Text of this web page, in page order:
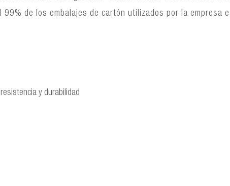
de los embalajes de cartón utilizados por la empresa
y durabilidad